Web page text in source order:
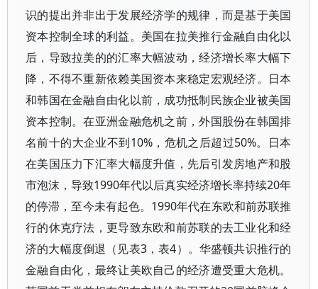
识的提出并非出于发展经济学的规律，而是基于美国
资本控制全球的利益。美国在拉美推行金融自由化以
后，导致拉美的的汇率大幅波动，经济增长率大幅下
降，不得不重新依赖美国资本来稳定宏观经济。日本
和韩国在金融自由化以前，成功抵制民族企业被美国
资本控制。在亚洲金融危机之前，外国股份在韩国排
名前十的大企业不到10%，危机之后超过50%。日本
在美国压力下汇率大幅度升值，先后引发房地产和股
市泡沫，导致1990年代以后真实经济增长率持续20年
的停滞，至今未有起色。1990年代在东欧和前苏联推
行的休克疗法，更导致东欧和前苏联的去工业化和经
济的大幅度倒退（见表3，表4）。华盛顿共识推行的
金融自由化，最终让美欧自己的经济遭受重大危机。